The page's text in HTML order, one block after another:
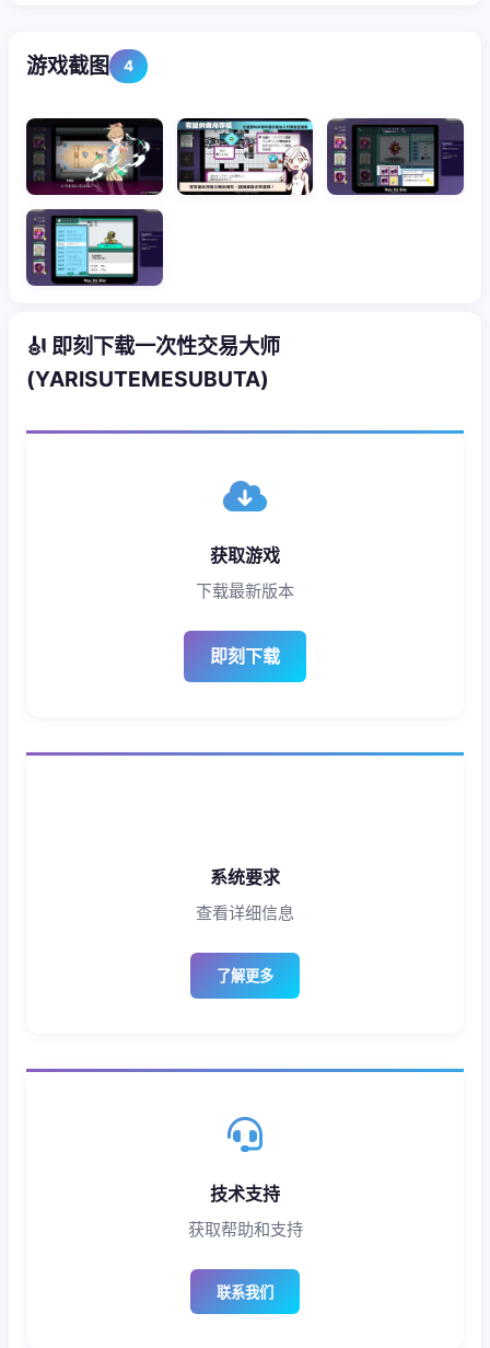
游戏截图 4
🎻 即刻下载一次性交易大师
(YARISUTEMESUBUTA)
获取游戏
下载最新版本
即刻下载
系统要求
查看详细信息
了解更多
技术支持
获取帮助和支持
联系我们